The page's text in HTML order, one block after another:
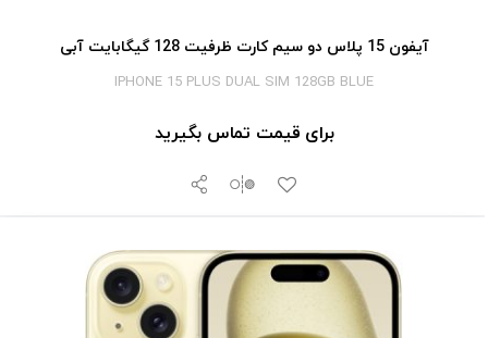
آیفون 15 پلاس دو سیم کارت ظرفیت 128 گیگابایت آبی
IPHONE 15 PLUS DUAL SIM 128GB BLUE
برای قیمت تماس بگیرید